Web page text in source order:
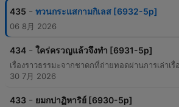
435 - ทวนกระแสกามกิเลส [6932-5p]
06 8月 2026
434 - ใคร่ครวญแล้วจึงทำ [6931-5p]
30 7月 2026
433 - ยมกปาฏิหาริย์ [6930-5p]